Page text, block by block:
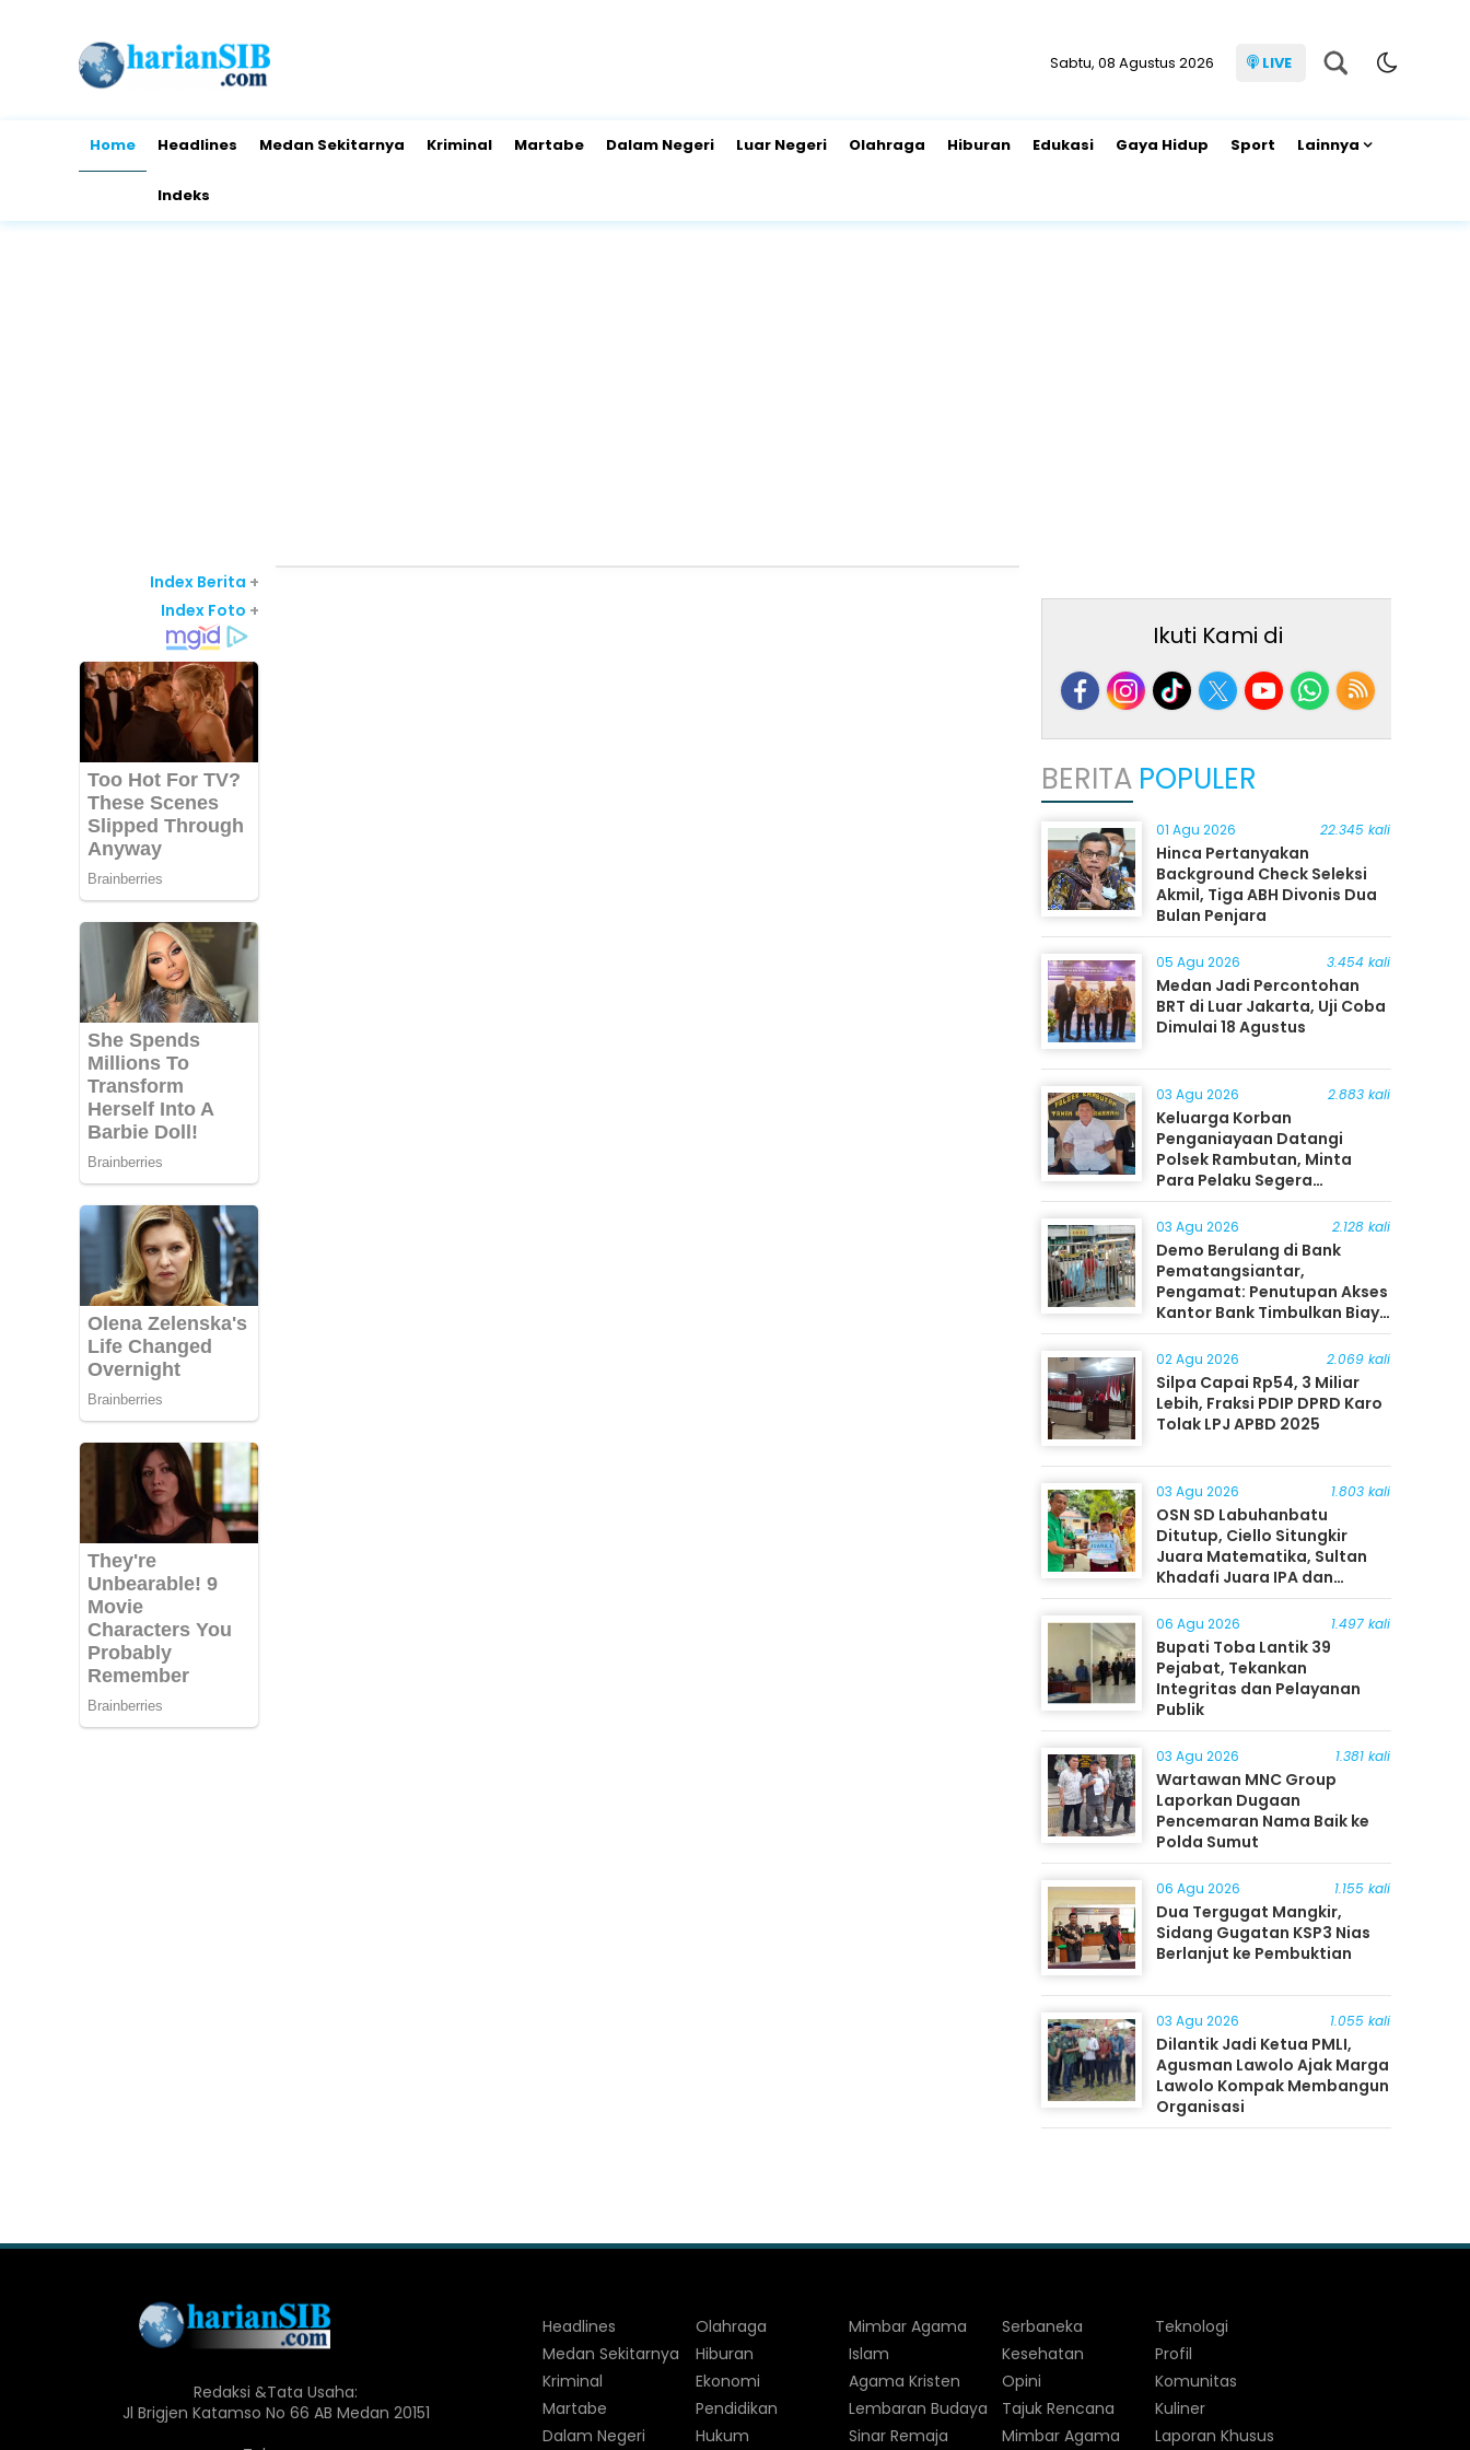
Sabtu, 08 Agustus 2026 LIVE
Home Headlines Medan Sekitarnya Kriminal Martabe Dalam Negeri Luar Negeri Olahraga Hiburan Edukasi Gaya Hidup Sport Lainnya
Indeks
Index Berita +
Index Foto +
Ikuti Kami di
BERITA POPULER
01 Agu 2026 22.345 kali
Hinca Pertanyakan
Background Check Seleksi
Akmil, Tiga ABH Divonis Dua
Bulan Penjara
05 Agu 2026 3.454 kali
Medan Jadi Percontohan
BRT di Luar Jakarta, Uji Coba
Dimulai 18 Agustus
03 Agu 2026 2.883 kali
Keluarga Korban
Penganiayaan Datangi
Polsek Rambutan, Minta
Para Pelaku Segera
Ditangkap
03 Agu 2026 2.128 kali
Demo Berulang di Bank
Pematangsiantar,
Pengamat: Penutupan Akses
Kantor Bank Timbulkan Biaya
Ekonomi bagi Masyarakat
02 Agu 2026 2.069 kali
Silpa Capai Rp54, 3 Miliar
Lebih, Fraksi PDIP DPRD Karo
Tolak LPJ APBD 2025
03 Agu 2026 1.803 kali
OSN SD Labuhanbatu
Ditutup, Ciello Situngkir
Juara Matematika, Sultan
Khadafi Juara IPA dan
Timothy Rangkuti Juara IPS
06 Agu 2026 1.497 kali
Bupati Toba Lantik 39
Pejabat, Tekankan
Integritas dan Pelayanan
Publik
03 Agu 2026 1.381 kali
Wartawan MNC Group
Laporkan Dugaan
Pencemaran Nama Baik ke
Polda Sumut
06 Agu 2026 1.155 kali
Dua Tergugat Mangkir,
Sidang Gugatan KSP3 Nias
Berlanjut ke Pembuktian
03 Agu 2026 1.055 kali
Dilantik Jadi Ketua PMLI,
Agusman Lawolo Ajak Marga
Lawolo Kompak Membangun
Organisasi
Redaksi &Tata Usaha:
Jl Brigjen Katamso No 66 AB Medan 20151
Headlines
Medan Sekitarnya
Kriminal
Martabe
Dalam Negeri
Olahraga
Hiburan
Ekonomi
Pendidikan
Hukum
Mimbar Agama
Islam
Agama Kristen
Lembaran Budaya
Sinar Remaja
Serbaneka
Kesehatan
Opini
Tajuk Rencana
Mimbar Agama
Teknologi
Profil
Komunitas
Kuliner
Laporan Khusus